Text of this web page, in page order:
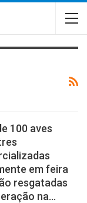
100 aves
em feira
resgatadas
na…